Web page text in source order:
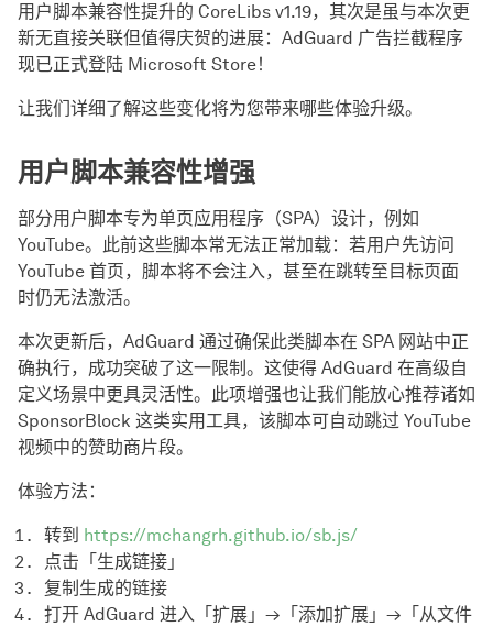
用户脚本兼容性提升的 CoreLibs v1.19，其次是虽与本次更
新无直接关联但值得庆贺的进展：AdGuard 广告拦截程序
现已正式登陆 Microsoft Store！
让我们详细了解这些变化将为您带来哪些体验升级。
用户脚本兼容性增强
部分用户脚本专为单页应用程序（SPA）设计，例如
YouTube。此前这些脚本常无法正常加载：若用户先访问
YouTube 首页，脚本将不会注入，甚至在跳转至目标页面
时仍无法激活。
本次更新后，AdGuard 通过确保此类脚本在 SPA 网站中正
确执行，成功突破了这一限制。这使得 AdGuard 在高级自
定义场景中更具灵活性。此项增强也让我们能放心推荐诸如
SponsorBlock 这类实用工具，该脚本可自动跳过 YouTube
视频中的赞助商片段。
体验方法：
转到 https://mchangrh.github.io/sb.js/
点击「生成链接」
复制生成的链接
打开 AdGuard 进入「扩展」→「添加扩展」→「从文件